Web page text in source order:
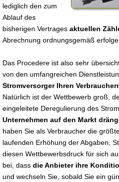
lediglich den zum
Ablauf des
bisherigen Vertrages aktuellen
Abrechnung ordnungsgemäß
Das Procedere ist also sehr
von den umfangreichen
Stromversorger Ihren
Natürlich ist der Wettbewerb groß,
eingeleitete Deregulierung des
Unternehmen auf den Markt
haben Sie als Verbraucher die
laufenden Erhöhung der Abgaben,
diesen Wettbewerbsdruck für sich
bei, dass die Anbieter ihre
und wechseln Sie, sobald Sie ein